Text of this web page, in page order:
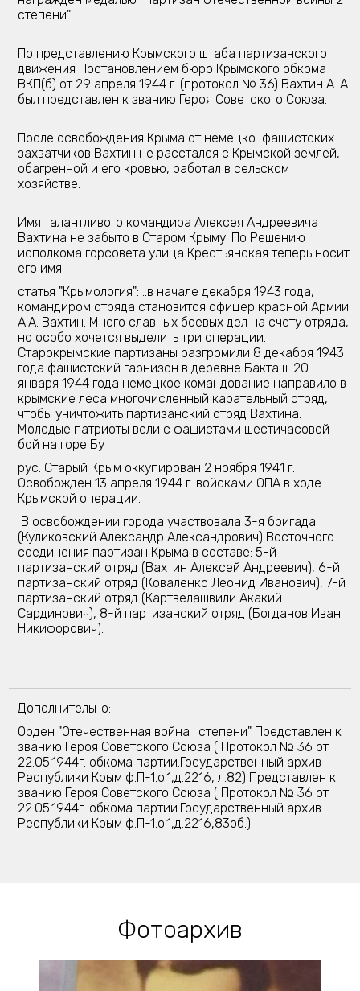
степени".
По представлению Крымского штаба партизанского
движения Постановлением бюро Крымского обкома
ВКП(б) от 29 апреля 1944 г. (протокол № 36) Вахтин А. А.
был представлен к званию Героя Советского Союза.
После освобождения Крыма от немецко-фашистских
захватчиков Вахтин не расстался с Крымской землей,
обагренной и его кровью, работал в сельском
хозяйстве.
Имя талантливого командира Алексея Андреевича
Вахтина не забыто в Старом Крыму. По Решению
исполкома горсовета улица Крестьянская теперь носит
его имя.
статья "Крымология": ..в начале декабря 1943 года,
командиром отряда становится офицер красной Армии
А.А. Вахтин. Много славных боевых дел на счету отряда,
но особо хочется выделить три операции.
Старокрымские партизаны разгромили 8 декабря 1943
года фашистский гарнизон в деревне Бакташ. 20
января 1944 года немецкое командование направило в
крымские леса многочисленный карательный отряд,
чтобы уничтожить партизанский отряд Вахтина.
Молодые патриоты вели с фашистами шестичасовой
бой на горе Бу
рус. Старый Крым оккупирован 2 ноября 1941 г.
Освобожден 13 апреля 1944 г. войсками ОПА в ходе
Крымской операции.
В освобождении города участвовала 3-я бригада
(Куликовский Александр Александрович) Восточного
соединения партизан Крыма в составе: 5-й
партизанский отряд (Вахтин Алексей Андреевич), 6-й
партизанский отряд (Коваленко Леонид Иванович), 7-й
партизанский отряд (Картвелашвили Акакий
Сардинович), 8-й партизанский отряд (Богданов Иван
Никифорович).
Дополнительно:
Орден "Отечественная война I степени" Представлен к
званию Героя Советского Союза ( Протокол № 36 от
22.05.1944г. обкома партии.Государственный архив
Республики Крым ф.П-1.о.1,д.2216, л.82) Представлен к
званию Героя Советского Союза ( Протокол № 36 от
22.05.1944г. обкома партии.Государственный архив
Республики Крым ф.П-1.о.1,д.2216,83об.)
Фотоархив